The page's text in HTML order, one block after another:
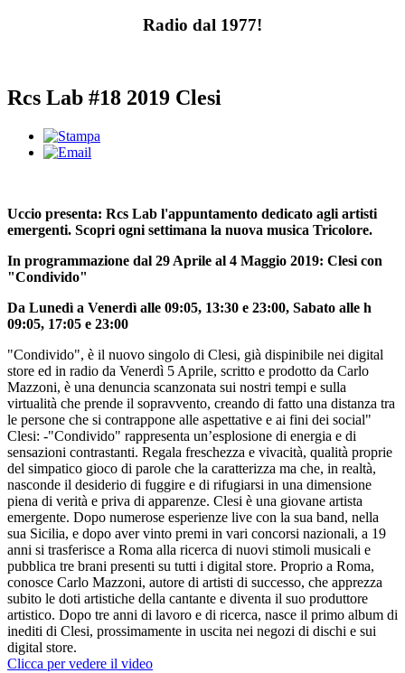
Radio dal 1977!
Rcs Lab #18 2019 Clesi
Uccio presenta: Rcs Lab l'appuntamento dedicato agli artisti
emergenti. Scopri ogni settimana la nuova musica Tricolore.
In programmazione dal 29 Aprile al 4 Maggio 2019: Clesi con
"Condivido"
Da Lunedì a Venerdì alle 09:05, 13:30 e 23:00, Sabato alle h
09:05, 17:05 e 23:00
"Condivido", è il nuovo singolo di Clesi, già dispinibile nei digital
store ed in radio da Venerdì 5 Aprile, scritto e prodotto da Carlo
Mazzoni, è una denuncia scanzonata sui nostri tempi e sulla
virtualità che prende il sopravvento, creando di fatto una distanza tra
le persone che si contrappone alle aspettative e ai fini dei social"
Clesi: -"Condivido" rappresenta un’esplosione di energia e di
sensazioni contrastanti. Regala freschezza e vivacità, qualità proprie
del simpatico gioco di parole che la caratterizza ma che, in realtà,
nasconde il desiderio di fuggire e di rifugiarsi in una dimensione
piena di verità e priva di apparenze. Clesi è una giovane artista
emergente. Dopo numerose esperienze live con la sua band, nella
sua Sicilia, e dopo aver vinto premi in vari concorsi nazionali, a 19
anni si trasferisce a Roma alla ricerca di nuovi stimoli musicali e
pubblica tre brani presenti su tutti i digital store. Proprio a Roma,
conosce Carlo Mazzoni, autore di artisti di successo, che apprezza
subito le doti artistiche della cantante e diventa il suo produttore
artistico. Dopo tre anni di lavoro e di ricerca, nasce il primo album di
inediti di Clesi, prossimamente in uscita nei negozi di dischi e sui
digital store.
Clicca per vedere il video